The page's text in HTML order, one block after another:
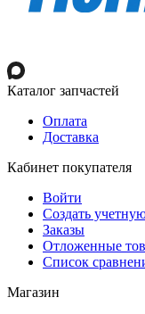
Каталог запчастей
Оплата
Доставка
Кабинет покупателя
Войти
Создать
Заказы
Отложенные
Список
Магазин